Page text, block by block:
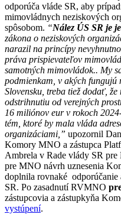
odporúča vláde SR, aby
mimovládnych neziskových
spôsobom. “Nález ÚS SR je
zákona o neziskových
narazil na princípy
práva prispievateľov
samotných mimovládok.. My
podmienkam, v akých fungujú
Slovensku, treba tiež dodať,
odstrihnutiu od verejných
16 miliónov eur v rokoch
tém, ktoré by mala vláda
organizáciami,” upozornil
Komory MNO a zástupca
Ambrela v Rade vlády SR
pre MNO návrh uznesenia
doplnila rovnaké odporúčanie
SR. Po zasadnutí RVMNO
zástupcovia a zástupkyňa
vystúpení.